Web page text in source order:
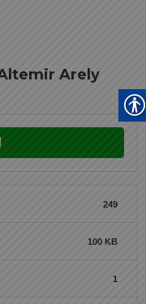
Arely
249
100 KB
1